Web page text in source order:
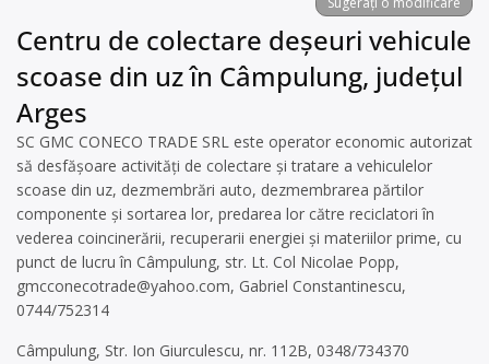
Centru de colectare deșeuri vehicule
scoase din uz în Câmpulung, județul
Arges
SC GMC CONECO TRADE SRL este operator economic autorizat
să desfăşoare activităţi de colectare şi tratare a vehiculelor
scoase din uz, dezmembrări auto, dezmembrarea părtilor
componente și sortarea lor, predarea lor către reciclatori în
vederea coincinerării, recuperarii energiei și materiilor prime, cu
punct de lucru în Câmpulung, str. Lt. Col Nicolae Popp,
gmcconecotrade@yahoo.com, Gabriel Constantinescu,
0744/752314
Câmpulung, Str. Ion Giurculescu, nr. 112B, 0348/734370